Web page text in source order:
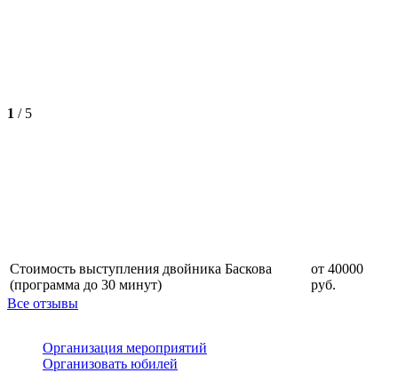
1 / 5
Стоимость выступления двойника Баскова
(программа до 30 минут)
от 40000
руб.
Все отзывы
Организация мероприятий
Организовать юбилей